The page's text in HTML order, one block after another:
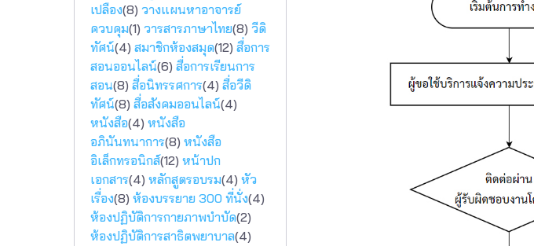
เปลือง(8) วางแผนหาอาจารย์
ควบคุม(1) วารสารภาษาไทย(8) วีดิ
ทัศน์(4) สมาชิกห้องสมุด(12) สื่อการ
สอนออนไลน์(6) สื่อการเรียนการ
สอน(8) สื่อนิทรรศการ(4) สื่อวีดิ
ทัศน์(8) สื่อสังคมออนไลน์(4)
หนังสือ(4) หนังสือ
อภินันทนาการ(8) หนังสือ
อิเล็กทรอนิกส์(12) หน้าปก
เอกสาร(4) หลักสูตรอบรม(4) หัว
เรื่อง(8) ห้องบรรยาย 300 ที่นั่ง(4)
ห้องปฏิบัติการกายภาพบำบัด(2)
ห้องปฏิบัติการสาธิตพยาบาล(4)